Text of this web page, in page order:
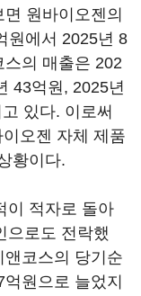
원바이오젠의
원에서 2025년 8
스의 매출은 202
43억원, 2025년
있다. 이로써
오젠 자체 제품
황이다.
이 적자로 돌아
으로도 전락했
코스의 당기순
원으로 늘었지